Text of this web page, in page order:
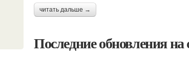
читать дальше →
Последние обновления на